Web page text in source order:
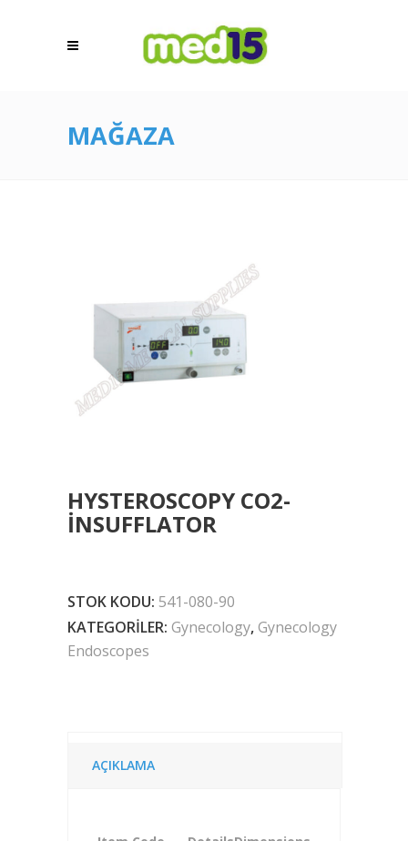
MAĞAZA
HYSTEROSCOPY CO2-
INSUFFLATOR
STOK KODU: 541-080-90
KATEGORILER: Gynecology,Gynecology
Endoscopes
AÇIKLAMA